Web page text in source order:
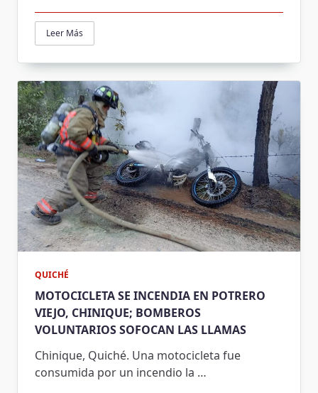
Leer Más
QUICHÉ
MOTOCICLETA SE INCENDIA EN POTRERO
VIEJO, CHINIQUE; BOMBEROS
VOLUNTARIOS SOFOCAN LAS LLAMAS
Chinique, Quiché. Una motocicleta fue
consumida por un incendio la …